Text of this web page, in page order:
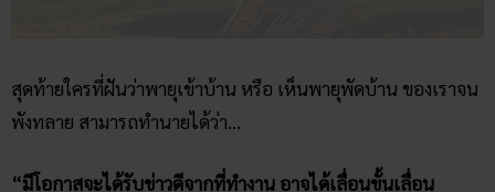
พิจารณาให้ดีก่อนที่จะช่วยเหลือใคร ไม่อย่างนั้นความลำบากอาจ
เข้ามาหาเรา”
เลขเด็ด ฝันเห็นพายุพัดบ้าน : 2 8 48 34 028 450